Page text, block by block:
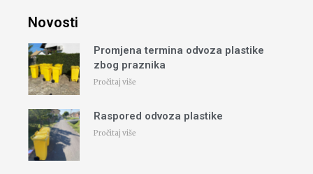
Novosti
Promjena termina odvoza plastike
zbog praznika
Pročitaj više
Raspored odvoza plastike
Pročitaj više